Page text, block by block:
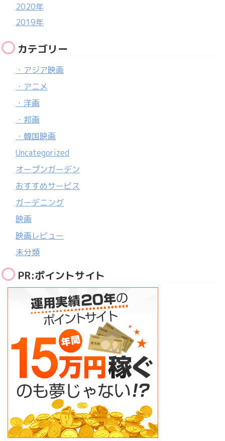
2020年
2019年
カテゴリー
・アジア映画
・アニメ
・洋画
・邦画
・韓国映画
Uncategorized
オープンガーデン
おすすめサービス
ガーデニング
映画
映画レビュー
未分類
PR:ポイントサイト